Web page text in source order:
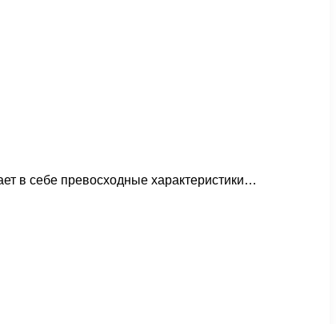
в себе превосходные характеристики…